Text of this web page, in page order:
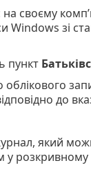
своєму
Windows зі
пункт
облікового
до
який
у